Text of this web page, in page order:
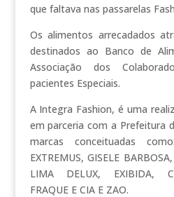
que faltava nas passarelas
Os alimentos arrecadados
destinados ao Banco de
Associação dos
pacientes Especiais.
A Integra Fashion, é uma
em parceria com a Prefeitura
marcas conceituadas
EXTREMUS, GISELE
LIMA DELUX, EXIBIDA,
FRAQUE E CIA E ZAO.